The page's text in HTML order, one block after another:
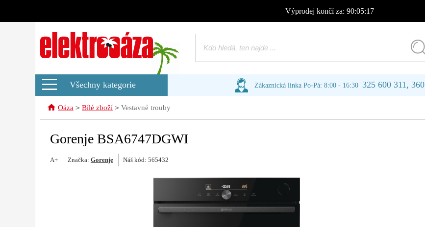
Výprodej končí za: 90:05:16
Všechny kategorie Zákaznická linka Po-Pá: 8:00 - 16:30 325 600 311, 360
Oáza > Bílé zboží > Vestavné trouby
Gorenje BSA6747DGWI
A+ Značka: Gorenje Náš kód: 565432